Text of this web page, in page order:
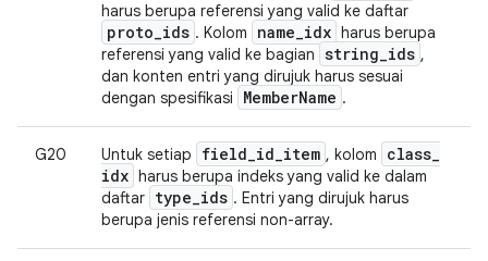
harus berupa referensi yang valid ke daftar
proto_ids . Kolom name_idx harus berupa
referensi yang valid ke bagian string_ids ,
dan konten entri yang dirujuk harus sesuai
dengan spesifikasi
MemberName .
G20 Untuk setiap field_id_item , kolom class_
idx harus berupa indeks yang valid ke dalam
daftar type_ids . Entri yang dirujuk harus
berupa jenis referensi non-array.